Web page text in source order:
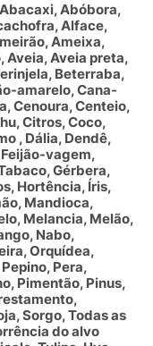
Abóbora,
Alface,
Ameixa,
Aveia, Aveia preta,
Beterraba,
amarelo, Cana-
Cenoura, Centeio,
Citros, Coco,
, Dália, Dendê,
vagem,
Gérbera,
Hortência, Íris,
Mandioca,
Melancia, Melão,
Nabo,
Orquídea,
Pera,
Pimentão, Pinus,
Sorgo, Todas as
do alvo